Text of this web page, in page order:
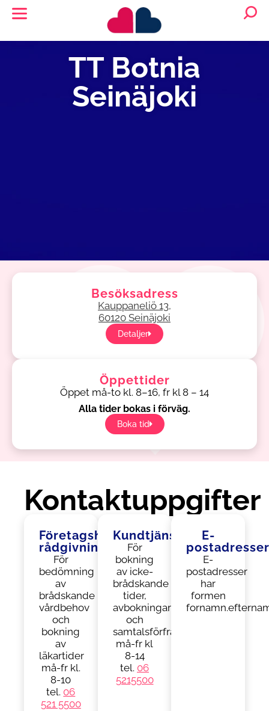
TT Botnia
Seinäjoki
Besöksadress
Kauppaneliö 13,
60120 Seinäjoki
Detaljer
Öppettider
Öppet må-to kl. 8–16, fr kl 8 – 14
Alla tider bokas i förväg.
Boka tid
Kontaktuppgifter
Företagshälsovårdarens
rådgivningsnummer
För
bedömning
av
brådskande
vårdbehov
och
bokning
av
läkartider
må-fr kl.
8-10
tel. 06
521 5500
Kundtjänst
För
bokning
av icke-
brådskande
tider,
avbokningar
och
samtalsförfrågningar
må-fr kl
8-14
tel. 06
5215500
E-
E-
postadresser
har
formen